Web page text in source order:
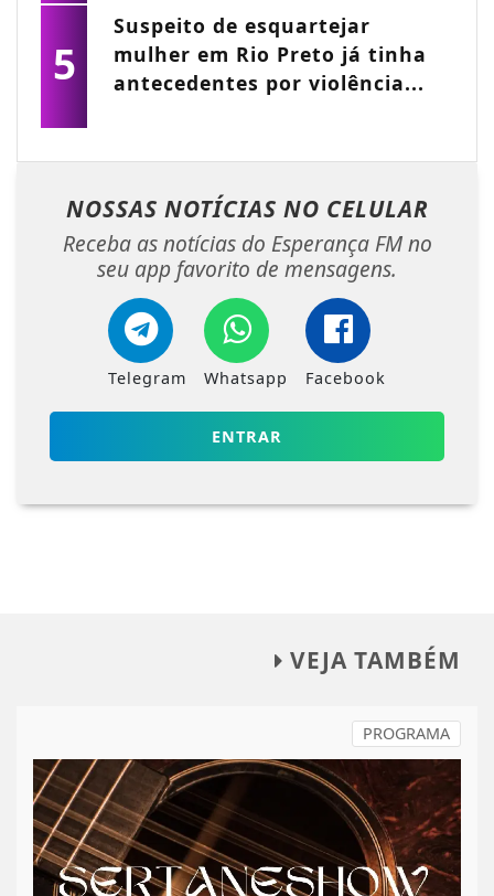
5
Suspeito de esquartejar
mulher em Rio Preto já tinha
antecedentes por violência...
NOSSAS NOTÍCIAS NO CELULAR
Receba as notícias do Esperança FM no
seu app favorito de mensagens.
Telegram Whatsapp Facebook
ENTRAR
VEJA TAMBÉM
PROGRAMA